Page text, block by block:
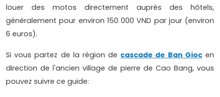
louer des motos directement auprès des hôtels,
généralement pour environ 150 000 VND par jour (environ
6 euros).
Si vous partez de la région de cascade de Ban Giocen
direction de l'ancien village de pierre de Cao Bang, vous
pouvez suivre ce guide: